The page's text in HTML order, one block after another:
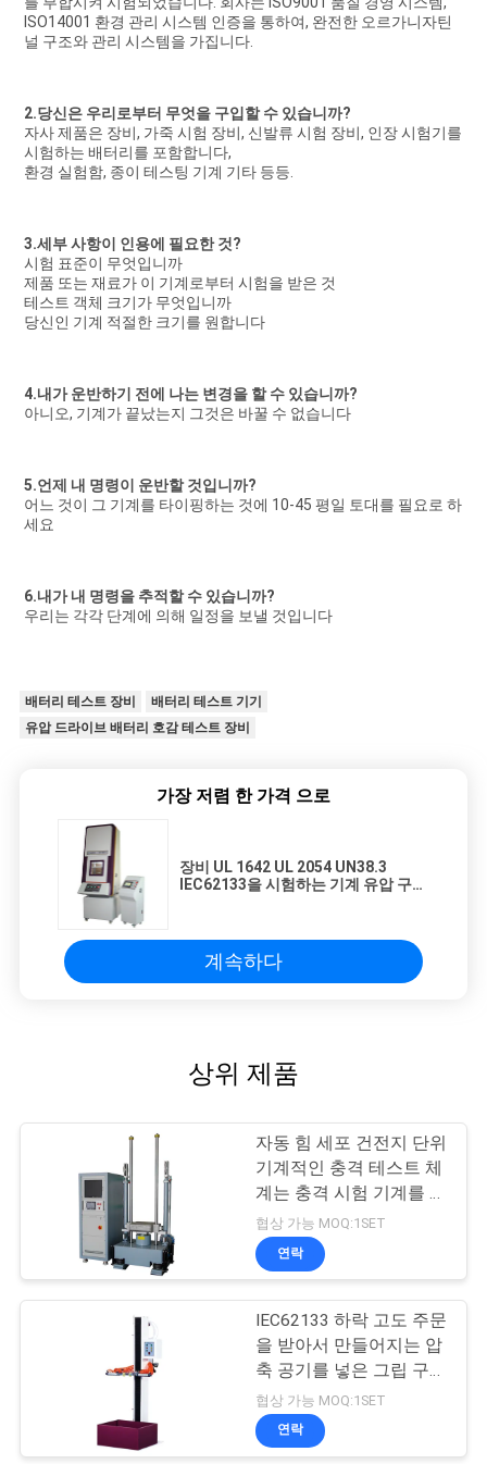
ISO14001 환경 관리 시스템 인증을 통하여, 완전한 오르가니자틴
널 구조와 관리 시스템을 가집니다.
2.당신은 우리로부터 무엇을 구입할 수 있습니까?
자사 제품은 장비, 가죽 시험 장비, 신발류 시험 장비, 인장 시험기를
시험하는 배터리를 포함합니다,
환경 실험함, 종이 테스팅 기계 기타 등등.
3.세부 사항이 인용에 필요한 것?
시험 표준이 무엇입니까
제품 또는 재료가 이 기계로부터 시험을 받은 것
테스트 객체 크기가 무엇입니까
당신인 기계 적절한 크기를 원합니다
4.내가 운반하기 전에 나는 변경을 할 수 있습니까?
아니오, 기계가 끝났는지 그것은 바꿀 수 없습니다
5.언제 내 명령이 운반할 것입니까?
어느 것이 그 기계를 타이핑하는 것에 10-45 평일 토대를 필요로 하
세요
6.내가 내 명령을 추적할 수 있습니까?
우리는 각각 단계에 의해 일정을 보낼 것입니다
배터리 테스트 장비
배터리 테스트 기기
유압 드라이브 배터리 호감 테스트 장비
가장 저렴 한 가격 으로
장비 UL 1642 UL 2054 UN38.3
IEC62133을 시험하는 기계 유압 구동
계속하다
상위 제품
자동 힘 세포 건전지 단위
기계적인 충격 테스트 체
계는 충격 시험 기계를 가
속합니다
협상 가능 MOQ:1SET
연락
IEC62133 하락 고도 주문
을 받아서 만들어지는 압
축 공기를 넣은 그립 구조
세포 건전지 전자공학 자
유로운 하락 시험기
협상 가능 MOQ:1SET
연락